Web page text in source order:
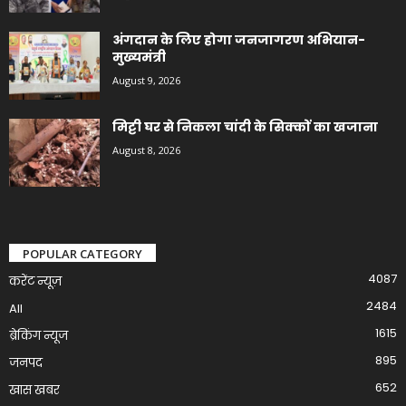
अंगदान के लिए होगा जनजागरण अभियान-
मुख्यमंत्री
August 9, 2026
मिट्टी घर से निकला चांदी के सिक्कों का खजाना
August 8, 2026
POPULAR CATEGORY
करेंट न्यूज़
4087
All
2484
ब्रेकिंग न्यूज
1615
जनपद
895
खास खबर
652